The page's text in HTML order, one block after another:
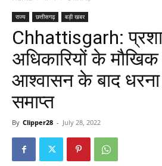
राज्य छत्तीसगढ़ बड़ी खबर
Chhattisgarh:
अधिकारियों के
आश्वासन के बाद धरना
समाप्त
By Clipper28 - July 28, 2022